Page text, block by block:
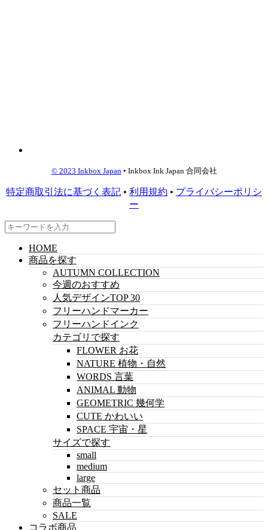
© 2023 Inkbox Japan• Inkbox Ink Japan 合同会社
特定商取引法に基づく表記 • 利用規約 • プライバシーポリシ
ー
HOME
商品を探す
AUTUMN COLLECTION
今週のおすすめ
人気デザインTOP 30
フリーハンドマーカー
フリーハンドインク
カテゴリで探す
FLOWER お花
NATURE 植物・自然
WORDS 言葉
ANIMAL 動物
GEOMETRIC 幾何学
CUTE かわいい
SPACE 宇宙・星
サイズで探す
small
medium
large
セット商品
商品一覧
SALE
コラボ商品